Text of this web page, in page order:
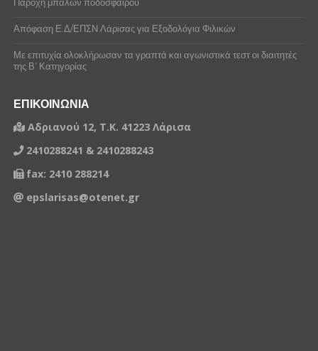
Παροχή μπαλών ποδοσφαίρου
Απόφαση Ε.Δ/ΕΠΣΝ Λάρισας για Εξοδολόγια Φιλικών
Με επιτυχία ολοκλήρωσαν τα γραπτά και αγωνιστικά τεστ οι διαιτητές
της Β’ Κατηγορίας
ΕΠΙΚΟΙΝΩΝΙΑ
Αδριανού 12, Τ.Κ. 41223 Λάρισα
2410288241 & 2410288243
fax: 2410 288214
epslarisas@otenet.gr